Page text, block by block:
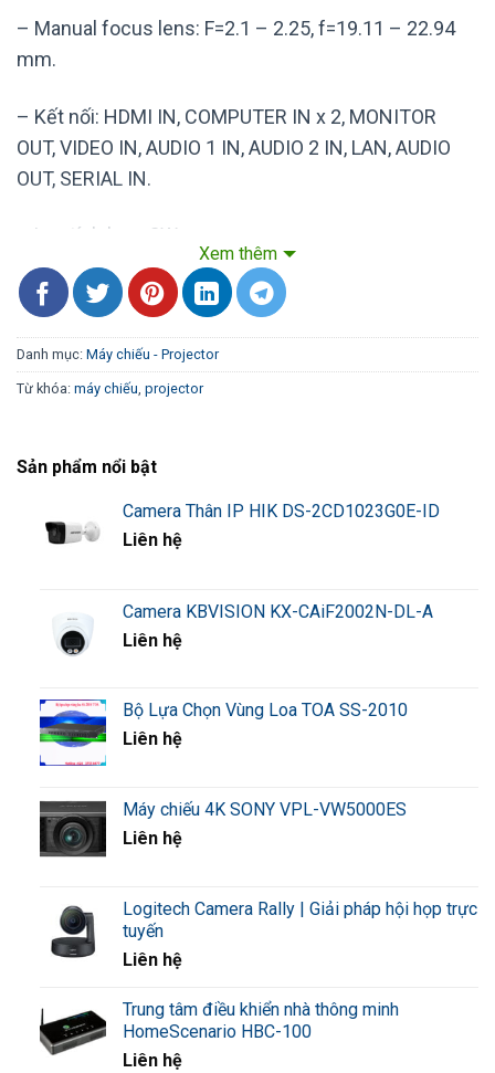
– Manual focus lens: F=2.1 – 2.25, f=19.11 – 22.94
mm.
– Kết nối: HDMI IN, COMPUTER IN x 2, MONITOR
OUT, VIDEO IN, AUDIO 1 IN, AUDIO 2 IN, LAN, AUDIO
OUT, SERIAL IN.
– Loa tích hợp: 2W.
– Nguồn điện vào: 100-240 VAC, 3.5 A, 50 Hz/60 Hz.
– Kích thước: 335 x 96 x 252 mm.
– Xuất xứ tại Trung Quốc.
– Bảo hành 12 tháng.
Xem thêm
Danh mục: Máy chiếu - Projector
Từ khóa: máy chiếu, projector
Sản phẩm nổi bật
Camera Thân IP HIK DS-2CD1023G0E-ID
Liên hệ
Camera KBVISION KX-CAiF2002N-DL-A
Liên hệ
Bộ Lựa Chọn Vùng Loa TOA SS-2010
Liên hệ
Máy chiếu 4K SONY VPL-VW5000ES
Liên hệ
Logitech Camera Rally | Giải pháp hội họp trực
tuyến
Liên hệ
Trung tâm điều khiển nhà thông minh
HomeScenario HBC-100
Liên hệ